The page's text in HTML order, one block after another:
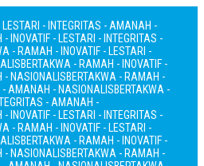
- INTEGRITAS - AMANAH -
INOVATIF - LESTARI - INTEGRITAS -
- RAMAH - INOVATIF - LESTARI -
BERTAKWA - RAMAH - INOVATIF -
- NASIONALISBERTAKWA - RAMAH -
- AMANAH - NASIONALISBERTAKWA -
- AMANAH -
INOVATIF - LESTARI - INTEGRITAS -
- RAMAH - INOVATIF - LESTARI -
BERTAKWA - RAMAH - INOVATIF -
- NASIONALISBERTAKWA - RAMAH -